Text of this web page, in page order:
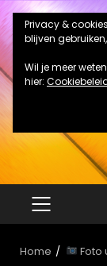
Ga
naar
de
inhoud
PRIMAIR
MENU
Home Foto
Privacy &
blijven
Wil je meer
hier: